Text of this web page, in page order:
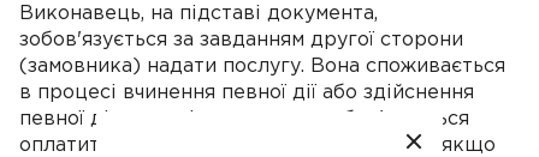
Виконавець, на підставі документа,
зобов'язується за завданням другої сторони
(замовника) надати послугу. Вона споживається
в процесі вчинення певної дії або здійснення
певної діяльності, а замовник зобов'язується
оплатити виконавцеві зазначену послугу, якщо